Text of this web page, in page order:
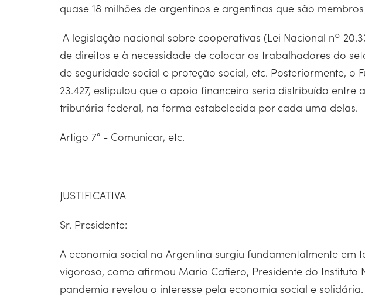
quase 18 milhões de argentinos e argentinas que são
A legislação nacional sobre cooperativas (Lei Nacional nº
de direitos e à necessidade de colocar os trabalhadores do
de seguridade social e proteção social, etc. Posteriormente, o
23.427, estipulou que o apoio financeiro seria distribuído
tributária federal, na forma estabelecida por cada uma delas.
Artigo 7° - Comunicar, etc.
JUSTIFICATIVA
Sr. Presidente:
A economia social na Argentina surgiu fundamentalmente
vigoroso, como afirmou Mario Cafiero, Presidente do Instituto
pandemia revelou o interesse pela economia social e